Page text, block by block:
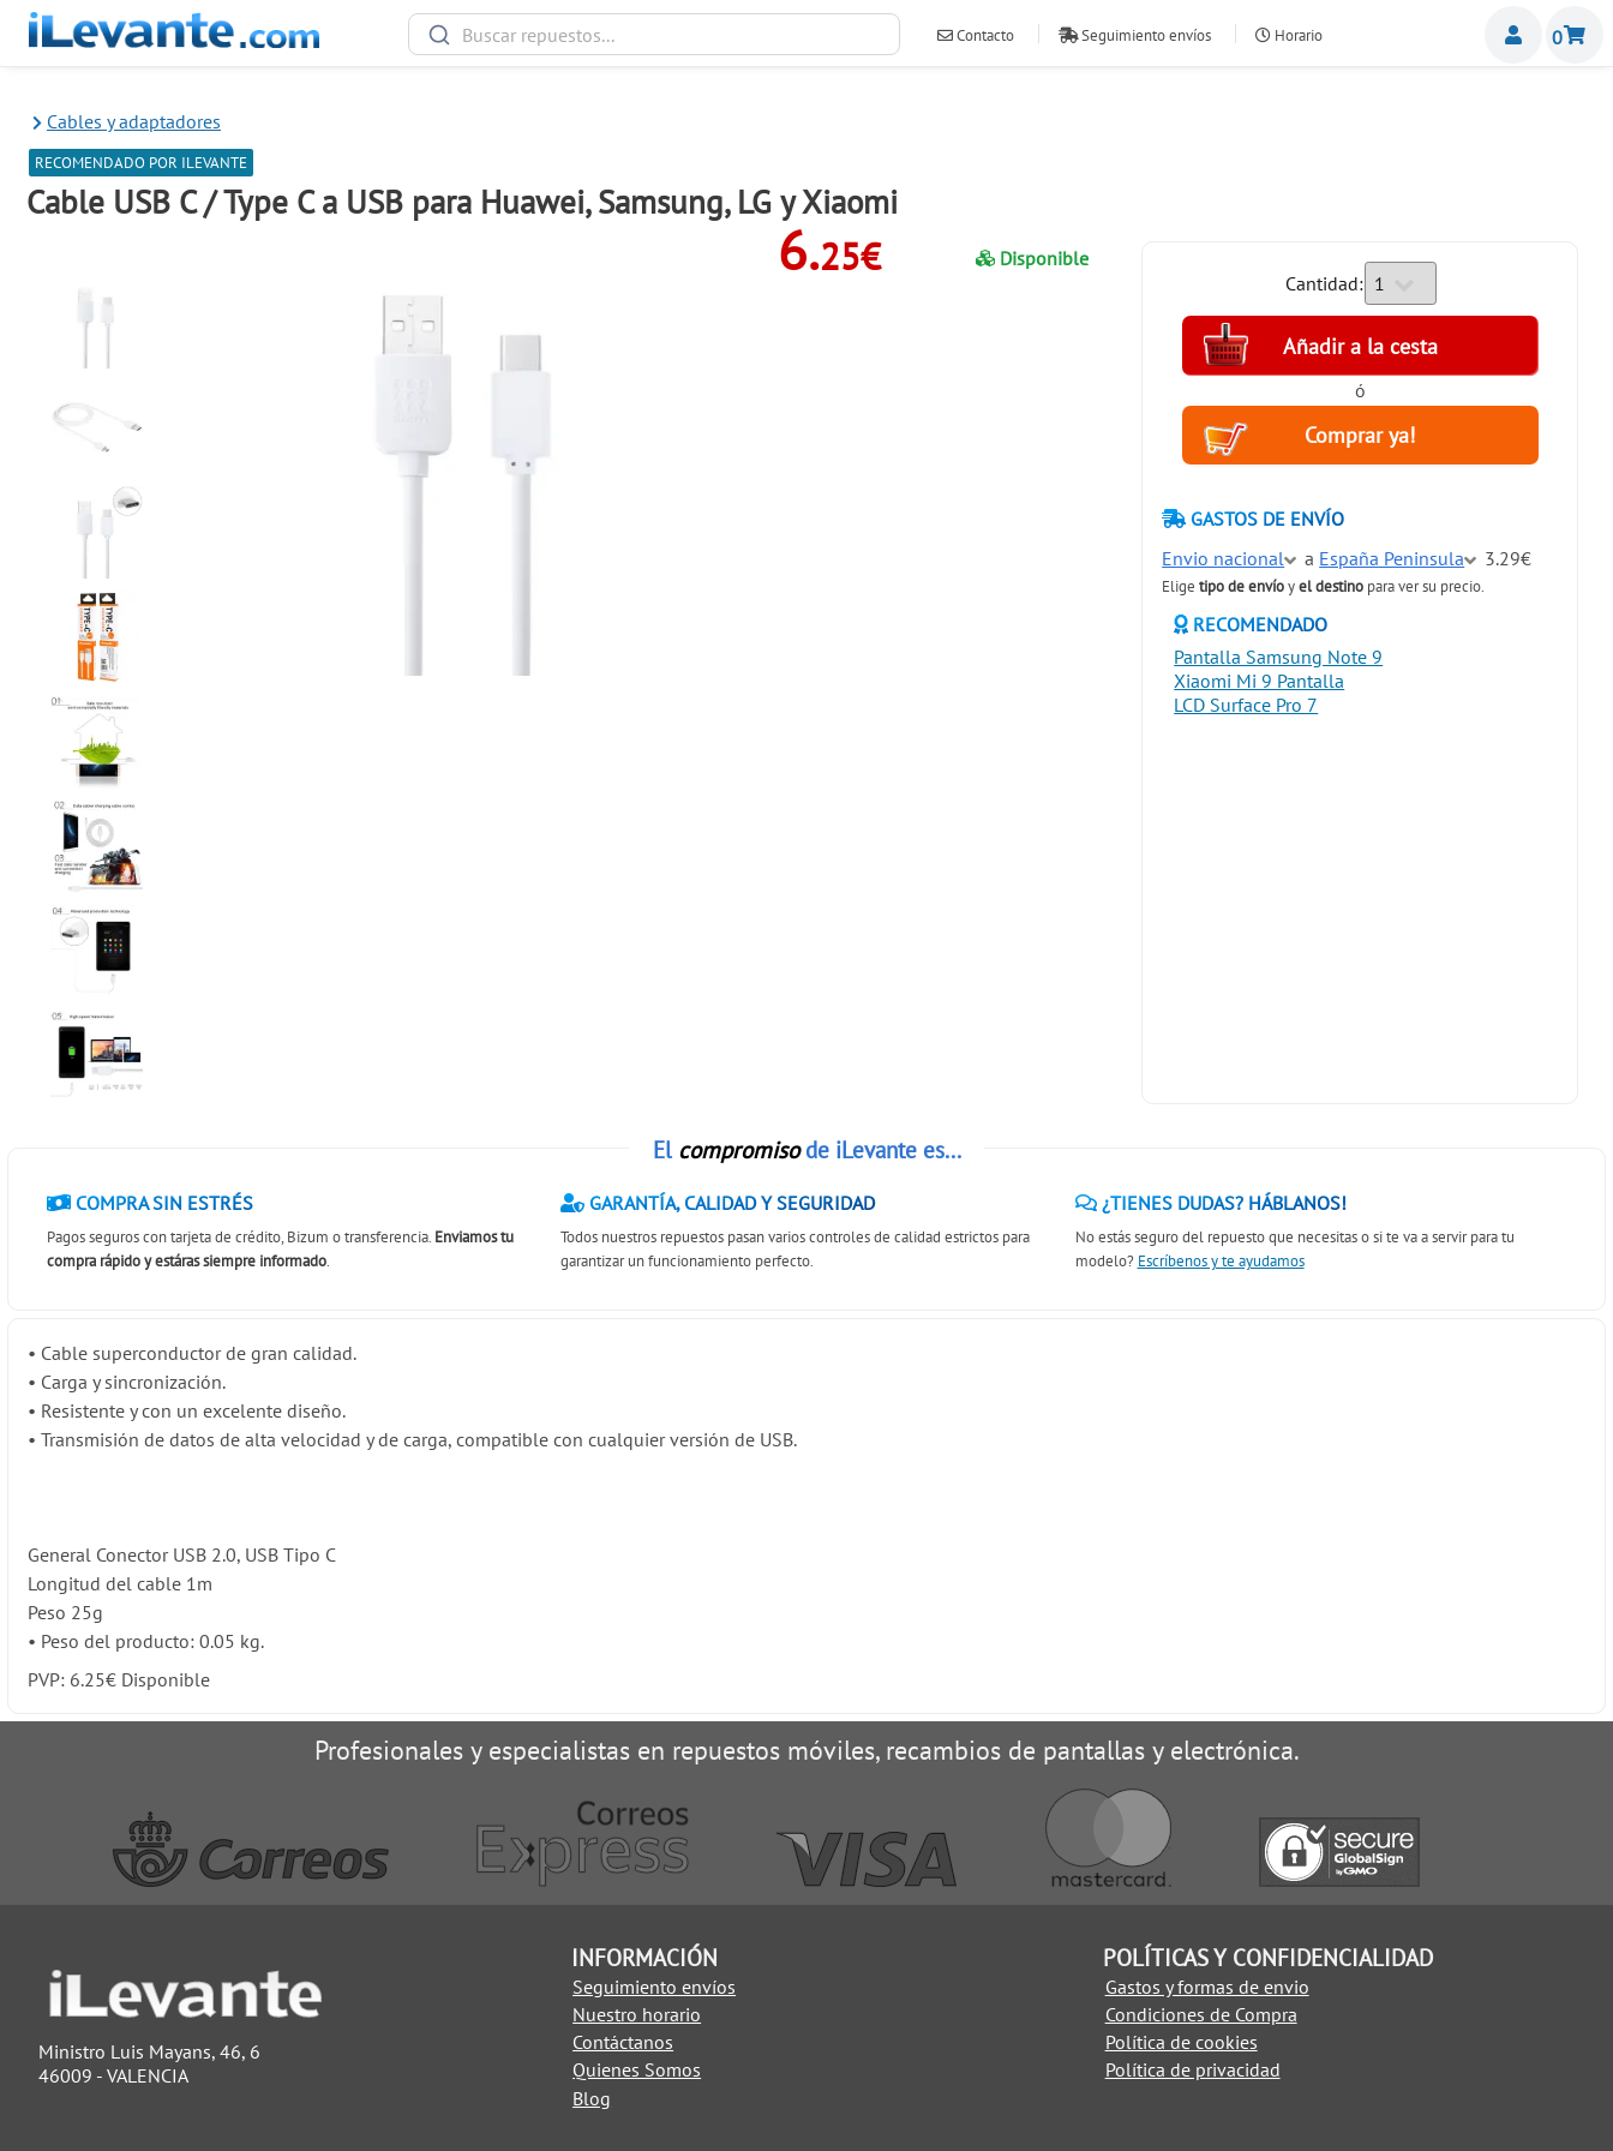
Contacto Seguimiento envíos Horario 0
Cables y adaptadores
RECOMENDADO POR ILEVANTE
Cable USB C / Type C a USB para Huawei, Samsung, LG y Xiaomi
6.25€
Disponible
Cantidad:
ó
GASTOS DE ENVÍO
Envio nacional
a España Peninsula 3.29€
Eligetipo de envíoyel destino para ver su precio.
RECOMENDADO
Pantalla Samsung Note 9
Xiaomi Mi 9 Pantalla
LCD Surface Pro 7
El compromisode iLevante es...
COMPRA SIN ESTRÉS
Pagos seguros con tarjeta de crédito, Bizum o transferencia. Enviamos tu
compra rápido y estáras siempre informado.
GARANTÍA, CALIDAD Y SEGURIDAD
Todos nuestros repuestos pasan varios controles de calidad estrictos para
garantizar un funcionamiento perfecto.
¿TIENES DUDAS? HÁBLANOS!
No estás seguro del repuesto que necesitas o si te va a servir para tu
modelo? Escríbenos y te ayudamos
• Cable superconductor de gran calidad.
• Carga y sincronización.
• Resistente y con un excelente diseño.
• Transmisión de datos de alta velocidad y de carga, compatible con cualquier versión de USB.
General Conector USB 2.0, USB Tipo C
Longitud del cable 1m
Peso 25g
• Peso del producto: 0.05 kg.
PVP: 6.25€ Disponible
Profesionales y especialistas en repuestos móviles, recambios de pantallas y electrónica.
Ministro Luis Mayans, 46, 6
46009 - VALENCIA
INFORMACIÓN
Seguimiento envíos
Nuestro horario
Contáctanos
Quienes Somos
Blog
POLÍTICAS Y CONFIDENCIALIDAD
Gastos y formas de envio
Condiciones de Compra
Política de cookies
Política de privacidad